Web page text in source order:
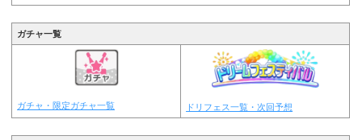
ガチャ一覧
ガチャ・限定ガチャ一覧 ドリフェス一覧・次回予想